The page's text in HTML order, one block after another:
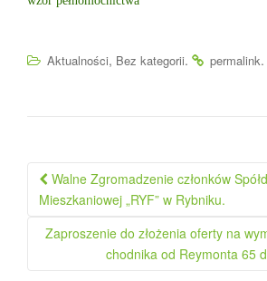
Aktualności, Bez kategorii. permalink.
Nawigacja
po
wpisie
Walne Zgromadzenie członków
Mieszkaniowej „RYF” w Rybniku.
Zaproszenie do złożenia oferty na
chodnika od Reymonta 65